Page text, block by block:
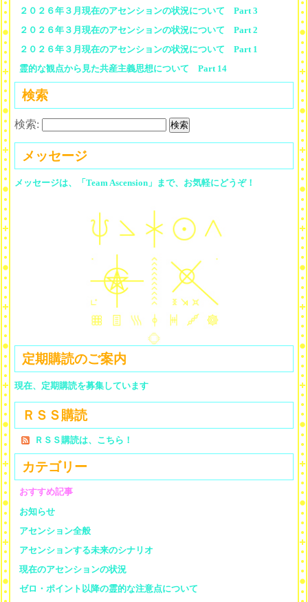
２０２６年３月現在のアセンションの状況について Part 3
２０２６年３月現在のアセンションの状況について Part 2
２０２６年３月現在のアセンションの状況について Part 1
霊的な観点から見た共産主義思想について Part 14
検索
検索:
メッセージ
メッセージは、「Team Ascension」まで、お気軽にどうぞ！
定期購読のご案内
現在、定期購読を募集しています
ＲＳＳ購読
ＲＳＳ購読は、こちら！
カテゴリー
おすすめ記事
お知らせ
アセンション全般
アセンションする未来のシナリオ
現在のアセンションの状況
ゼロ・ポイント以降の霊的な注意点について